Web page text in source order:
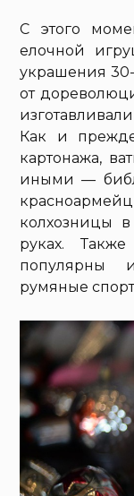
С этого
елочной
украшения
от
Как и
картонажа,
иными —
колхозницы
руках.
популярны
румяные